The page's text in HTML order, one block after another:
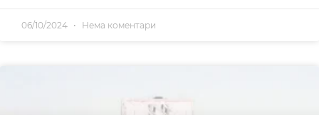
06/10/2024 Нема коментари